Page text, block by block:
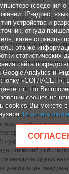
Библиогр.: с. 534‒537
sie-journal.ru/archive. ‒
elibrary.ru/
отсутствие
понятия «учёный» в
подхода к
правовое
рубежом. По
авторов научных
сформулировано
первых, в целях
необходимо
наименований
«ученый», «научный
международных
унификация
(сведения о
IP-адрес;
устройства и
откуда
какие страницы
эта же
статистических
сайта
Google Analytics и
«СОГЛАСЕН»,
то, что Вы
cookies на
cookies Вы можете в
Политика